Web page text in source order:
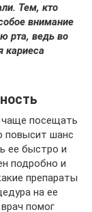
Тем, кто
внимание
рта, ведь во
кариеса
посещать
повысит шанс
ее быстро и
подробно и
препараты
на ее
помог